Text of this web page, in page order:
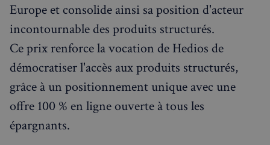
Europe et consolide ainsi sa position d'acteur
incontournable des produits structurés.
Ce prix renforce la vocation de Hedios de
démocratiser l'accès aux produits structurés,
grâce à un positionnement unique avec une
offre 100 % en ligne ouverte à tous les
épargnants.